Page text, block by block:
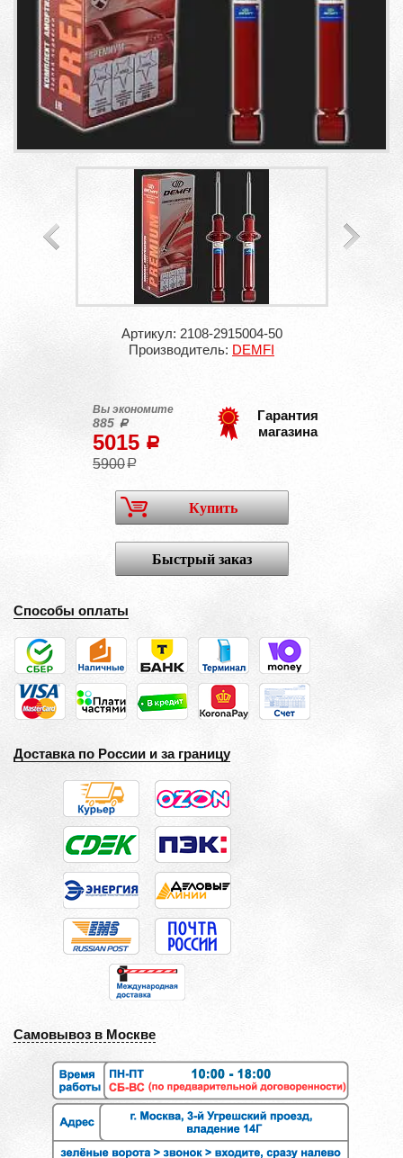
Артикул: 2108-2915004-50
Производитель: DEMFI
Вы экономите
885 a
5015 a
5900a
Гарантия
магазина
Купить
Быстрый заказ
Способы оплаты
Доставка по России и за границу
Самовывоз в Москве